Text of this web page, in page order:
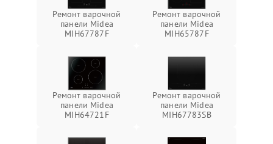
Ремонт варочной
панели Midea
MIH67787F
Ремонт варочной
панели Midea
MIH65787F
Ремонт варочной
панели Midea
MIH64721F
Ремонт варочной
панели Midea
MIH67783SB